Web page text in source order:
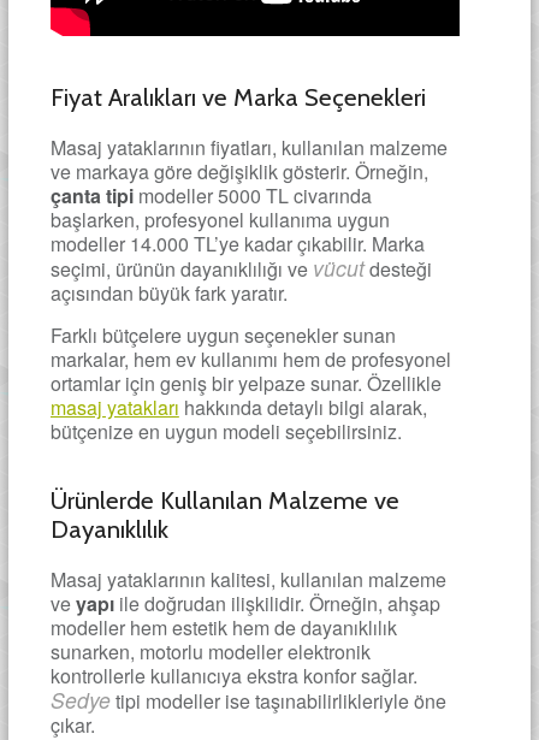
Fiyat Aralıkları ve Marka Seçenekleri
Masaj yataklarının fiyatları, kullanılan malzeme
ve markaya göre değişiklik gösterir. Örneğin,
çanta tipimodeller 5000 TL civarında
başlarken, profesyonel kullanıma uygun
modeller 14.000 TL’ye kadar çıkabilir. Marka
seçimi, ürünün dayanıklılığı ve vücutdesteği
açısından büyük fark yaratır.
Farklı bütçelere uygun seçenekler sunan
markalar, hem ev kullanımı hem de profesyonel
ortamlar için geniş bir yelpaze sunar. Özellikle
masaj yatakları hakkında detaylı bilgi alarak,
bütçenize en uygun modeli seçebilirsiniz.
Ürünlerde Kullanılan Malzeme ve
Dayanıklılık
Masaj yataklarının kalitesi, kullanılan malzeme
veyapıile doğrudan ilişkilidir. Örneğin, ahşap
modeller hem estetik hem de dayanıklılık
sunarken, motorlu modeller elektronik
kontrollerle kullanıcıya ekstra konfor sağlar.
Sedyetipi modeller ise taşınabilirlikleriyle öne
çıkar.